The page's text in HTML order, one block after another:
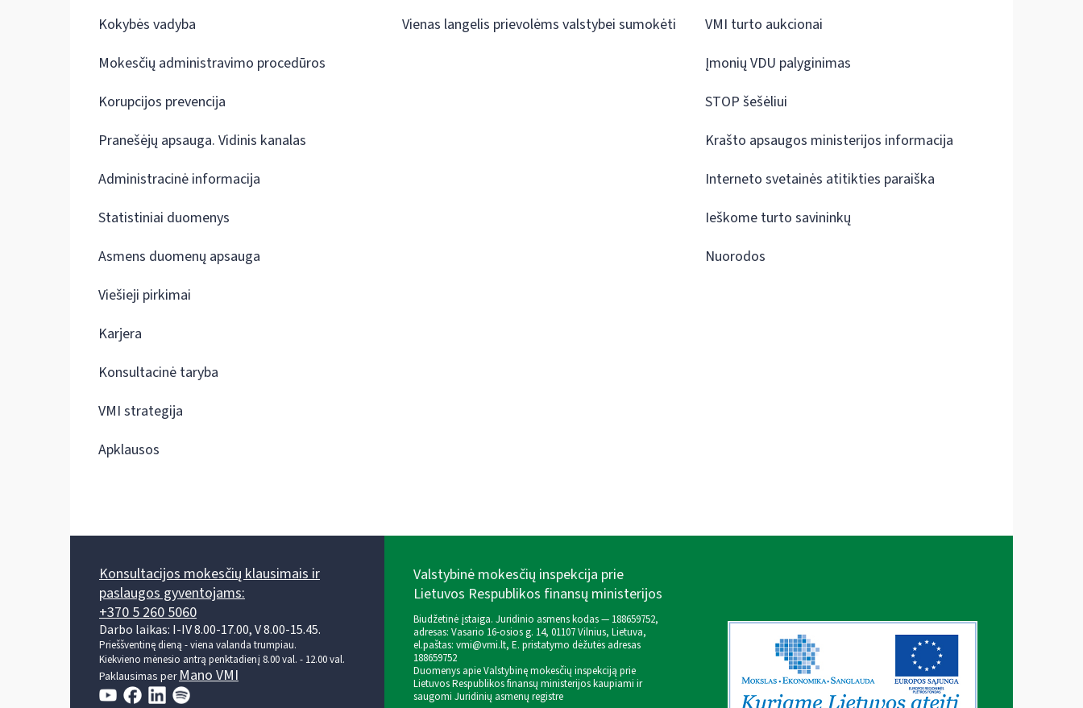
Kokybės vadyba
Mokesčių administravimo procedūros
Korupcijos prevencija
Pranešėjų apsauga. Vidinis kanalas
Administracinė informacija
Statistiniai duomenys
Asmens duomenų apsauga
Viešieji pirkimai
Karjera
Konsultacinė taryba
VMI strategija
Apklausos
Vienas langelis prievolėms valstybei sumokėti
VMI turto aukcionai
Įmonių VDU palyginimas
STOP šešėliui
Krašto apsaugos ministerijos informacija
Interneto svetainės atitikties paraiška
Ieškome turto savininkų
Nuorodos
Konsultacijos mokesčių klausimais ir
paslaugos gyventojams:
+370 5 260 5060
Darbo laikas: I-IV 8.00-17.00, V 8.00-15.45.
Prieššventinę dieną - viena valanda trumpiau.
Kiekvieno mėnesio antrą penktadienį 8.00 val. - 12.00 val.
Paklausimas per Mano VMI
Valstybinė mokesčių inspekcija prie
Lietuvos Respublikos finansų ministerijos
Biudžetinė įstaiga. Juridinio asmens kodas — 188659752,
adresas: Vasario 16-osios g. 14, 01107 Vilnius, Lietuva,
el.paštas: vmi@vmi.lt, E. pristatymo dėžutės adresas
188659752
Duomenys apie Valstybinę mokesčių inspekciją prie
Lietuvos Respublikos finansų ministerijos kaupiami ir
saugomi Juridinių asmenų registre